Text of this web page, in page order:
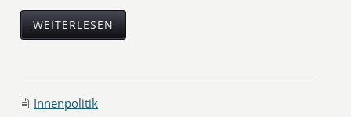
WEITERLESEN
Innenpolitik